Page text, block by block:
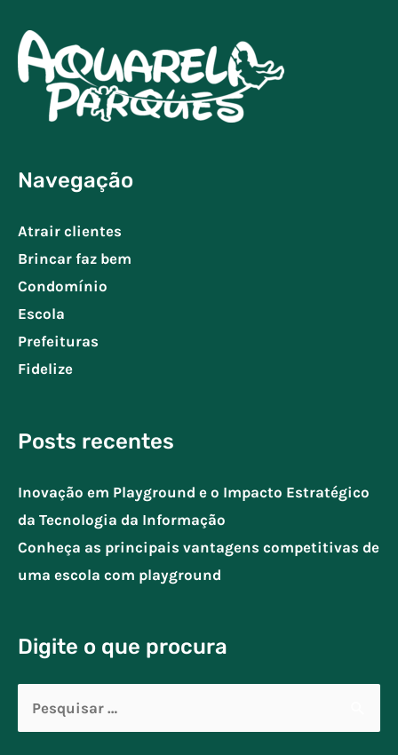
Navegação
Atrair clientes
Brincar faz bem
Condomínio
Escola
Prefeituras
Fidelize
Posts recentes
Inovação em Playground e o Impacto Estratégico
da Tecnologia da Informação
Conheça as principais vantagens competitivas de
uma escola com playground
Digite o que procura